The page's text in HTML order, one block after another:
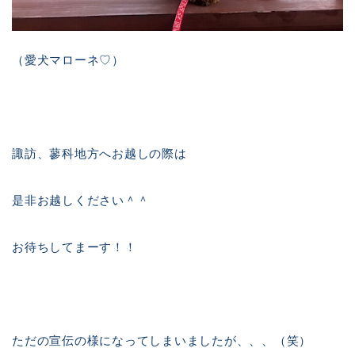
（愛犬マローネ♡）
諏訪、蓼科地方へお越しの際は
是非お越しください＾＾
お待ちしてまーす！！
ただの宣伝の様になってしまいましたが、、、（笑）